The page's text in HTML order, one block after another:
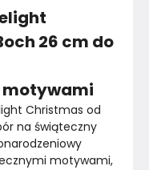
Nieznany
26 cm do
motywami
Christmas od
na świąteczny
motywami,